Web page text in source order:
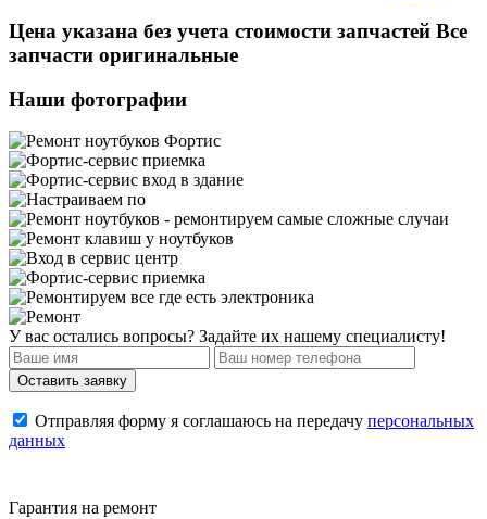
Цена указана без учета стоимости запчастей Все
запчасти оригинальные
Наши фотографии
У вас остались вопросы? Задайте их нашему специалисту!
Отправляя форму я соглашаюсь на передачу персональных
данных
Гарантия на ремонт